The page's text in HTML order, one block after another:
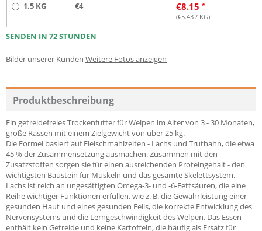
1.5 KG €4 €8.15
(€5.43 / KG)
SENDEN IN 72 STUNDEN
Bilder unserer Kunden Weitere Fotos anzeigen
Produktbeschreibung
Ein getreidefreies Trockenfutter für Welpen im Alter von 3 - 30 Monaten,
große Rassen mit einem Zielgewicht von über 25 kg.
Die Formel basiert auf Fleischmahlzeiten - Lachs und Truthahn, die etwa
45 % der Zusammensetzung ausmachen. Zusammen mit den
Zusatzstoffen sorgen sie für einen ausreichenden Proteingehalt - den
wichtigsten Baustein für Muskeln und das gesamte Skelettsystem.
Lachs ist reich an ungesättigten Omega-3- und -6-Fettsäuren, die eine
Reihe wichtiger Funktionen erfüllen, wie z. B. die Gewährleistung einer
gesunden Haut und eines gesunden Fells, die korrekte Entwicklung des
Nervensystems und die Lerngeschwindigkeit des Welpen. Das Essen
enthält kein Getreide und keine Kartoffeln, die häufig als Ersatz für